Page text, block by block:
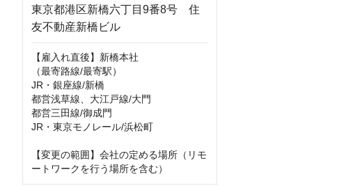
【雇入れ直後】新橋本社
（最寄路線/最寄駅）
JR・銀座線/新橋
都営浅草線、大江戸線/大門
都営三田線/御成門
JR・東京モノレール/浜松町
【変更の範囲】会社の定める場所（リモ
ートワークを行う場所を含む）